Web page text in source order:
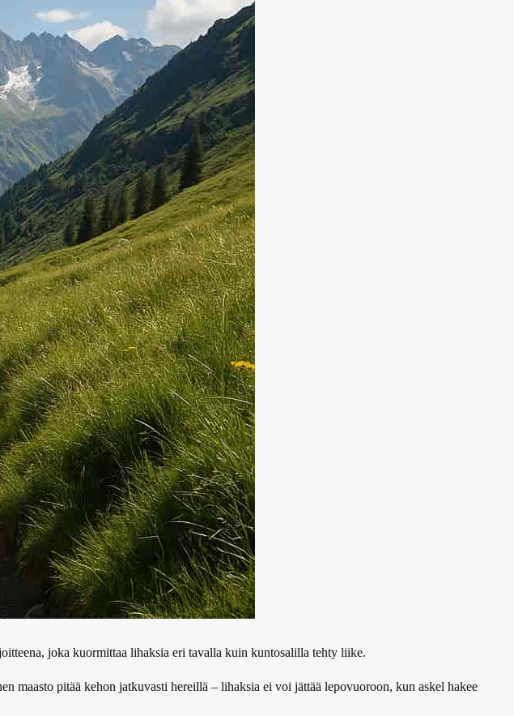
joka kuormittaa lihaksia eri tavalla kuin kuntosalilla tehty liike.
maasto pitää kehon jatkuvasti hereillä – lihaksia ei voi jättää lepovuoroon, kun askel hakee